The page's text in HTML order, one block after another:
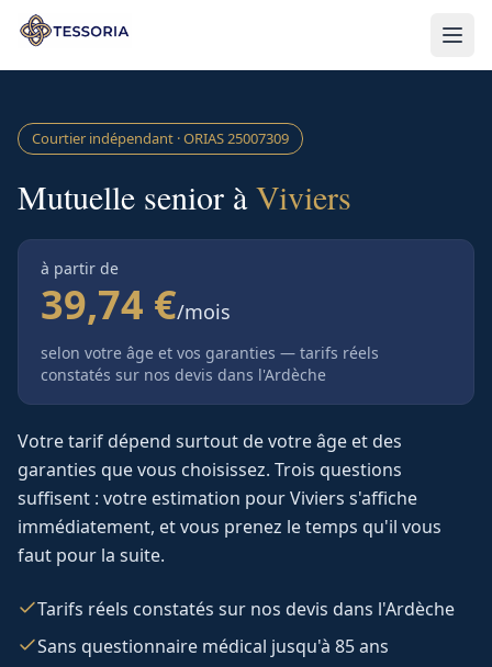
Aller au contenu principal
Courtier indépendant · ORIAS25007309
Mutuelle senior àViviers
à partir de
39,74 €/mois
selon votre âge et vos garanties — tarifs réels
constatés sur nos devis dans l'Ardèche
Votre tarif dépend surtout de votre âge et des
garanties que vous choisissez. Trois questions
suffisent : votre estimation pourViviers s'affiche
immédiatement, et vous prenez le temps qu'il vous
faut pour la suite.
Tarifs réels constatés sur nos devis dans l'Ardèche
Sans questionnaire médical jusqu'à 85 ans